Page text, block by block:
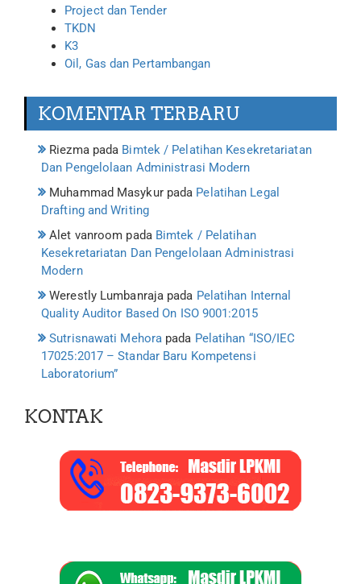
Project dan Tender
TKDN
K3
Oil, Gas dan Pertambangan
KOMENTAR TERBARU
Riezmapada Bimtek / Pelatihan Kesekretariatan
Dan Pengelolaan Administrasi Modern
Muhammad Masykurpada Pelatihan Legal
Drafting and Writing
Alet vanroom pada Bimtek / Pelatihan
Kesekretariatan Dan Pengelolaan Administrasi
Modern
Werestly Lumbanraja pada Pelatihan Internal
Quality Auditor Based On ISO 9001:2015
Sutrisnawati Mehora pada Pelatihan “ISO/IEC
17025:2017 – Standar Baru Kompetensi
Laboratorium”
KONTAK